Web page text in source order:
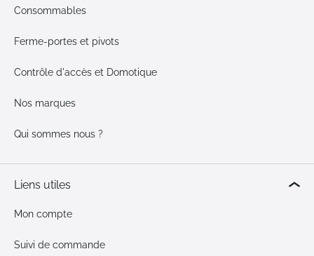
Consommables
Ferme-portes et pivots
Contrôle d'accès et Domotique
Nos marques
Qui sommes nous ?
Liens utiles
Mon compte
Suivi de commande